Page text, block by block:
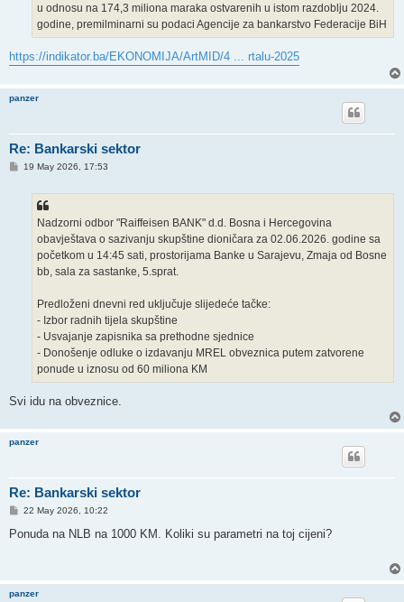
u odnosu na 174,3 miliona maraka ostvarenih u istom razdoblju 2024.
godine, premilminarni su podaci Agencije za bankarstvo Federacije BiH
https://indikator.ba/EKONOMIJA/ArtMID/4 ... rtalu-2025
panzer
Re: Bankarski sektor
P19 May 2026, 17:53
Nadzorni odbor "Raiffeisen BANK" d.d. Bosna i Hercegovina
obavještava o sazivanju skupštine dioničara za 02.06.2026. godine sa
početkom u 14:45 sati, prostorijama Banke u Sarajevu, Zmaja od Bosne
bb, sala za sastanke, 5.sprat.
Predloženi dnevni red uključuje slijedeće tačke:
- Izbor radnih tijela skupštine
- Usvajanje zapisnika sa prethodne sjednice
- Donošenje odluke o izdavanju MREL obveznica putem zatvorene
ponude u iznosu od 60 miliona KM
Svi idu na obveznice.
panzer
Re: Bankarski sektor
P
s
22 May 2026, 10:22
Ponuda na NLB na 1000 KM. Koliki su parametri na toj cijeni?
panzer